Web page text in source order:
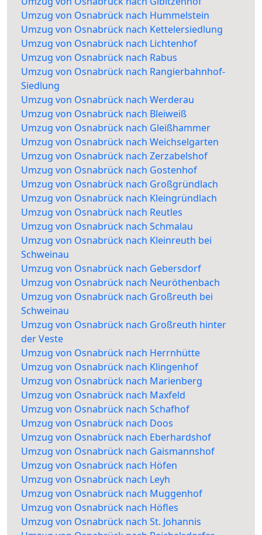
Umzug von Osnabrück nach Hummelstein
Umzug von Osnabrück nach Kettelersiedlung
Umzug von Osnabrück nach Lichtenhof
Umzug von Osnabrück nach Rabus
Umzug von Osnabrück nach Rangierbahnhof-
Siedlung
Umzug von Osnabrück nach Werderau
Umzug von Osnabrück nach Bleiweiß
Umzug von Osnabrück nach Gleißhammer
Umzug von Osnabrück nach Weichselgarten
Umzug von Osnabrück nach Zerzabelshof
Umzug von Osnabrück nach Gostenhof
Umzug von Osnabrück nach Großgründlach
Umzug von Osnabrück nach Kleingründlach
Umzug von Osnabrück nach Reutles
Umzug von Osnabrück nach Schmalau
Umzug von Osnabrück nach Kleinreuth bei
Schweinau
Umzug von Osnabrück nach Gebersdorf
Umzug von Osnabrück nach Neuröthenbach
Umzug von Osnabrück nach Großreuth bei
Schweinau
Umzug von Osnabrück nach Großreuth hinter
der Veste
Umzug von Osnabrück nach Herrnhütte
Umzug von Osnabrück nach Klingenhof
Umzug von Osnabrück nach Marienberg
Umzug von Osnabrück nach Maxfeld
Umzug von Osnabrück nach Schafhof
Umzug von Osnabrück nach Doos
Umzug von Osnabrück nach Eberhardshof
Umzug von Osnabrück nach Gaismannshof
Umzug von Osnabrück nach Höfen
Umzug von Osnabrück nach Leyh
Umzug von Osnabrück nach Muggenhof
Umzug von Osnabrück nach Höfles
Umzug von Osnabrück nach St. Johannis